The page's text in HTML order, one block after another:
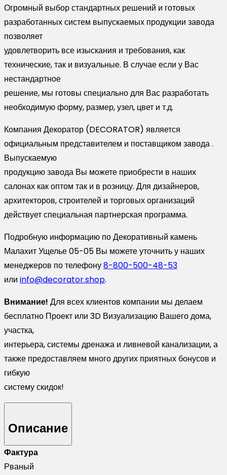
Огромный выбор стандартных решений и готовых
разработанных систем выпускаемых продукции завода
позволяет
удовлетворить все изыскания и требования, как
технические, так и визуальные. В случае если у Вас
нестандартное
решение, мы готовы специально для Вас разработать
необходимую форму, размер, узел, цвет и т.д.
Компания Декоратор (DECORATOR) является
официальным представителем и поставщиком завода .
Выпускаемую
продукцию завода Вы можете приобрести в наших
салонах как оптом так и в розницу. Для дизайнеров,
архитекторов, строителей и торговых организаций
действует специальная партнерская программа.
Подробную информацию по Декоративный камень
Малахит Ущелье 05-05 Вы можете уточнить у наших
менеджеров по телефону8-800-500-48-53
или info@decorator.shop.
Внимание! Для всех клиентов компании мы делаем
бесплатно Проект или 3D Визуализацию Вашего дома,
участка,
интерьера, системы дренажа и ливневой канализации, а
также предоставляем много других приятных бонусов и
гибкую
систему скидок!
Описание
Фактура
Рваный